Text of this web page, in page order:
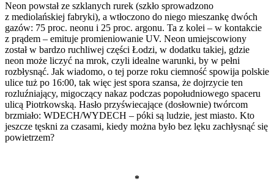
Neon powstał ze szklanych rurek (szkło sprowadzono
z mediolańskiej fabryki), a wtłoczono do niego mieszankę dwóch
gazów: 75 proc. neonu i 25 proc. argonu. Ta z kolei – w kontakcie
z prądem – emituje promieniowanie UV. Neon umiejscowiony
został w bardzo ruchliwej części Łodzi, w dodatku takiej, gdzie
neon może liczyć na mrok, czyli idealne warunki, by w pełni
rozbłysnąć. Jak wiadomo, o tej porze roku ciemność spowija polskie
ulice tuż po 16:00, tak więc jest spora szansa, że dojrzycie ten
rozluźniający, migoczący nakaz podczas popołudniowego spaceru
ulicą Piotrkowską. Hasło przyświecające (dosłownie) twórcom
brzmiało: WDECH/WYDECH – póki są ludzie, jest miasto. Kto
jeszcze tęskni za czasami, kiedy można było bez lęku zachłysnąć się
powietrzem?
*